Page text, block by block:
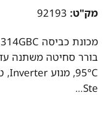
מק"ט:92193
Ste…